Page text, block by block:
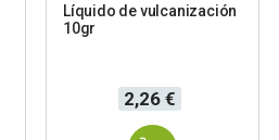
Líquido de vulcanización
10gr
Precio
2,26 €